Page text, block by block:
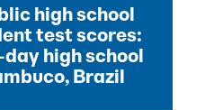
high school
test scores:
high school
Brazil